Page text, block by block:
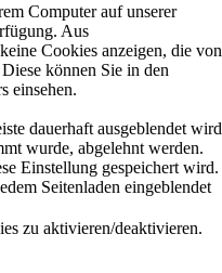
Computer auf unserer
Aus
Cookies anzeigen, die von
können Sie in den
einsehen.
dauerhaft ausgeblendet wird
wurde, abgelehnt werden.
Einstellung gespeichert wird.
Seitenladen eingeblendet
zu aktivieren/deaktivieren.